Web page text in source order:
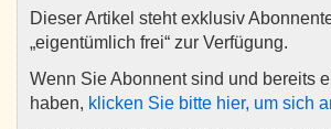
Dieser Artikel steht exklusiv
„eigentümlich frei“ zur Verfügung.
Wenn Sie Abonnent sind und bereits
haben, klicken Sie bitte hier, um sich